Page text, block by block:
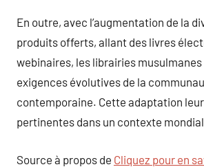
En outre, avec l’augmentation de la
produits offerts, allant des livres
webinaires, les librairies
exigences évolutives de la
contemporaine. Cette adaptation
pertinentes dans un contexte
Source à propos de Cliquez pour en